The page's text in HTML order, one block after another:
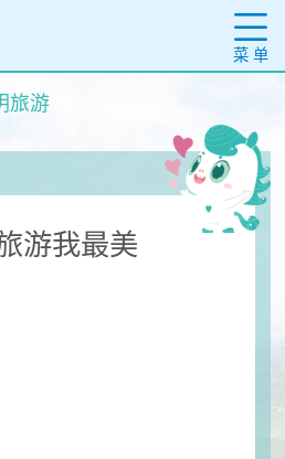
菜 单
旅游
游我最美